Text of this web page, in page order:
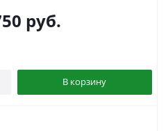
руб.
В корзину